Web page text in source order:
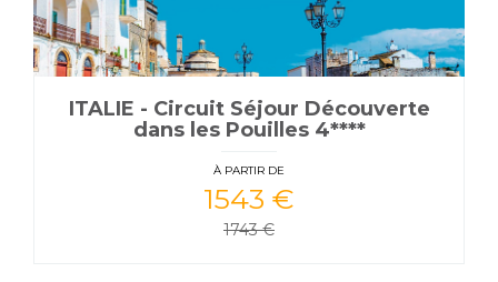
ITALIE - Circuit Séjour Découverte
dans les Pouilles 4****
À PARTIR DE
1543 €
1743 €